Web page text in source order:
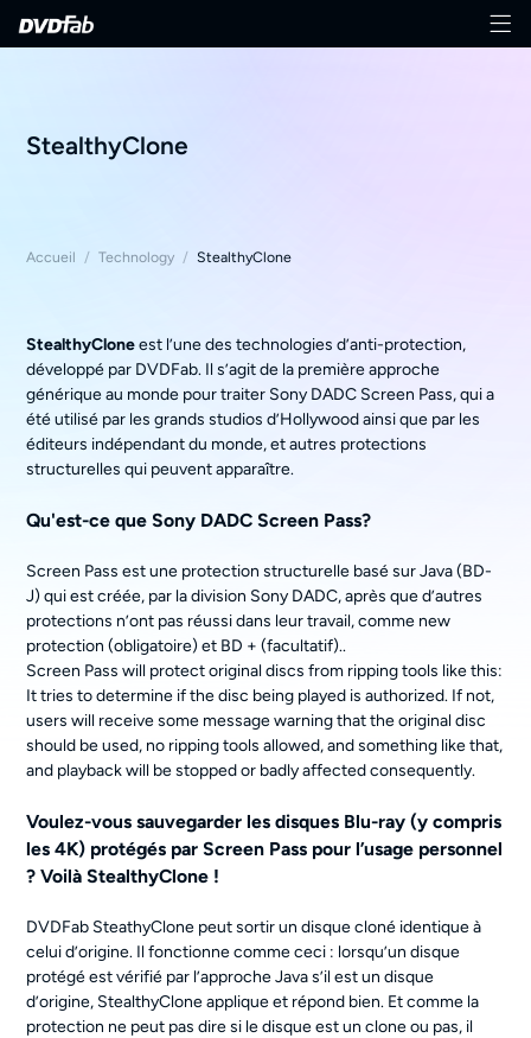
StealthyClone
Accueil / Technology / StealthyClone
StealthyCloneest l’une des technologies d’anti-protection,
développé par DVDFab. Il s’agit de la première approche
générique au monde pour traiter Sony DADC Screen Pass, qui a
été utilisé par les grands studios d’Hollywood ainsi que par les
éditeurs indépendant du monde, et autres protections
structurelles qui peuvent apparaître.
Qu'est-ce que Sony DADC Screen Pass?
Screen Pass est une protection structurelle basé sur Java (BD-
J) qui est créée, par la division Sony DADC, après que d’autres
protections n’ont pas réussi dans leur travail, comme new
protection (obligatoire) et BD + (facultatif)..
Screen Pass will protect original discs from ripping tools like this:
It tries to determine if the disc being played is authorized. If not,
users will receive some message warning that the original disc
should be used, no ripping tools allowed, and something like that,
and playback will be stopped or badly affected consequently.
Voulez-vous sauvegarder les disques Blu-ray (y compris
les 4K) protégés par Screen Pass pour l’usage personnel
? Voilà StealthyClone !
DVDFab SteathyClone peut sortir un disque cloné identique à
celui d’origine. Il fonctionne comme ceci : lorsqu’un disque
protégé est vérifié par l’approche Java s’il est un disque
d’origine, StealthyClone applique et répond bien. Et comme la
protection ne peut pas dire si le disque est un clone ou pas, il